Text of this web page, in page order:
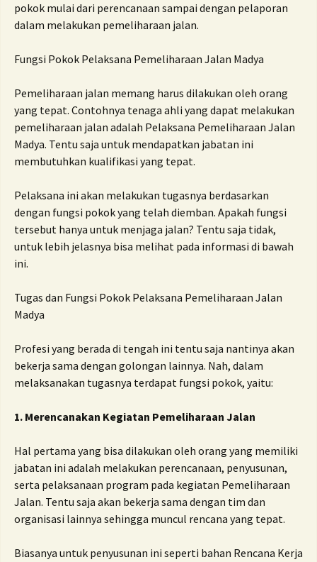
pokok mulai dari perencanaan sampai dengan pelaporan
dalam melakukan pemeliharaan jalan.
Fungsi Pokok Pelaksana Pemeliharaan Jalan Madya
Pemeliharaan jalan memang harus dilakukan oleh orang
yang tepat. Contohnya tenaga ahli yang dapat melakukan
pemeliharaan jalan adalah Pelaksana Pemeliharaan Jalan
Madya. Tentu saja untuk mendapatkan jabatan ini
membutuhkan kualifikasi yang tepat.
Pelaksana ini akan melakukan tugasnya berdasarkan
dengan fungsi pokok yang telah diemban. Apakah fungsi
tersebut hanya untuk menjaga jalan? Tentu saja tidak,
untuk lebih jelasnya bisa melihat pada informasi di bawah
ini.
Tugas dan Fungsi Pokok Pelaksana Pemeliharaan Jalan
Madya
Profesi yang berada di tengah ini tentu saja nantinya akan
bekerja sama dengan golongan lainnya. Nah, dalam
melaksanakan tugasnya terdapat fungsi pokok, yaitu:
1. Merencanakan Kegiatan Pemeliharaan Jalan
Hal pertama yang bisa dilakukan oleh orang yang memiliki
jabatan ini adalah melakukan perencanaan, penyusunan,
serta pelaksanaan program pada kegiatan Pemeliharaan
Jalan. Tentu saja akan bekerja sama dengan tim dan
organisasi lainnya sehingga muncul rencana yang tepat.
Biasanya untuk penyusunan ini seperti bahan Rencana Kerja